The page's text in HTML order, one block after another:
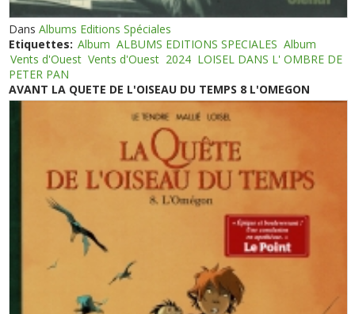
DansAlbums Editions Spéciales
Etiquettes: Album ALBUMS EDITIONS SPECIALES Album
Vents d'Ouest Vents d'Ouest 2024 LOISEL DANS L' OMBRE DE
PETER PAN
AVANT LA QUETE DE L'OISEAU DU TEMPS 8 L'OMEGON